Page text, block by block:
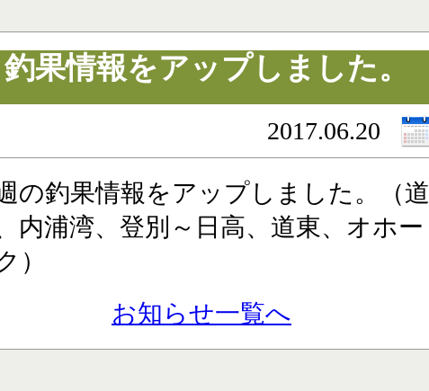
釣果情報をアップしました。
2017.06.20
の釣果情報をアップしました。（道
内浦湾、登別～日高、道東、オホー
）
お知らせ一覧へ